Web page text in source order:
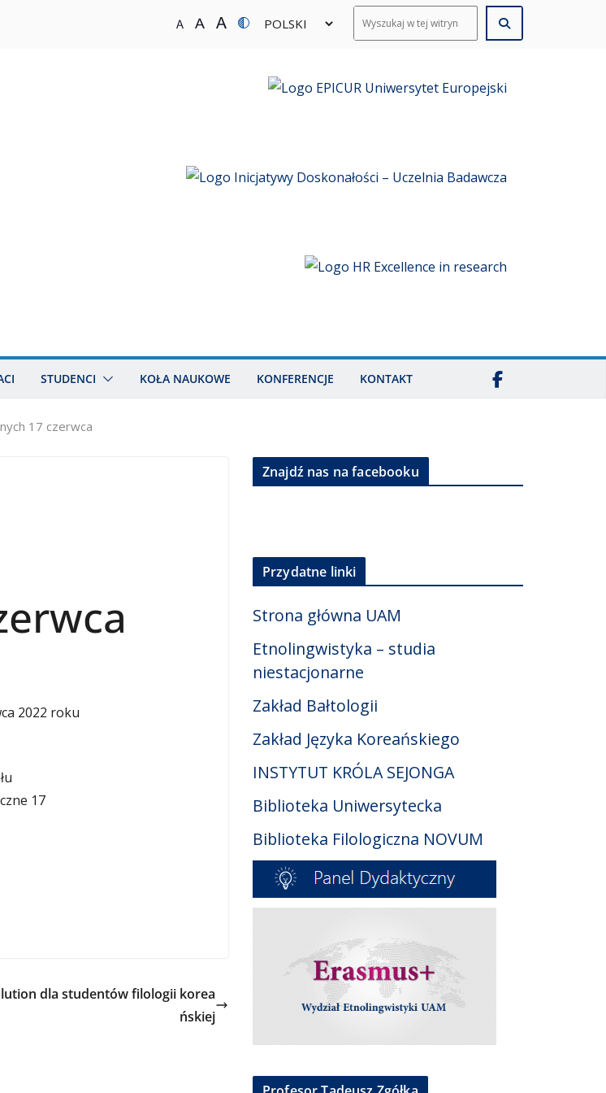
Normalny
ŚredniDużyZmiana
STUDENCI KOŁA NAUKOWE KONFERENCJE KONTAKT
17 czerwca
2022 roku
17
dla studentów filologii korea
ńskiej
Znajdź nas na facebooku
Przydatne linki
Strona główna UAM
Etnolingwistyka – studia
niestacjonarne
Zakład Bałtologii
Zakład Języka Koreańskiego
INSTYTUT KRÓLA SEJONGA
Biblioteka Uniwersytecka
Biblioteka Filologiczna NOVUM